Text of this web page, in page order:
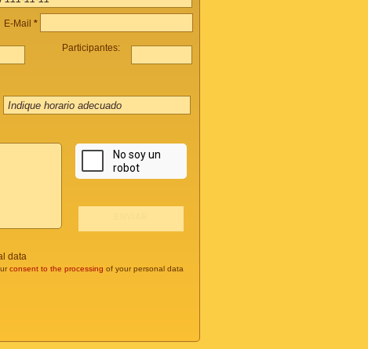
E-Mail *
Participantes:
data
consent to the processing of your personal data